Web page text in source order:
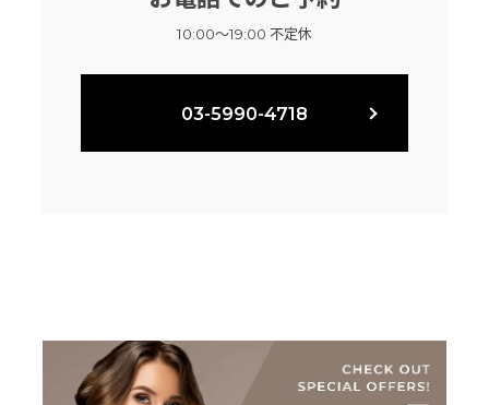
10:00～19:00 不定休
03-5990-4718